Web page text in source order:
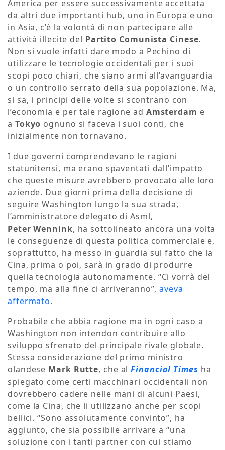
America per essere successivamente accettata
da altri due importanti hub, uno in Europa e uno
in Asia, c’è la volontà di non partecipare alle
attività illecite del Partito Comunista Cinese.
Non si vuole infatti dare modo a Pechino di
utilizzare le tecnologie occidentali per i suoi
scopi poco chiari, che siano armi all’avanguardia
o un controllo serrato della sua popolazione. Ma,
si sa, i principi delle volte si scontrano con
l’economia e per tale ragione ad Amsterdam e
a Tokyo ognuno si faceva i suoi conti, che
inizialmente non tornavano.
I due governi comprendevano le ragioni
statunitensi, ma erano spaventati dall’impatto
che queste misure avrebbero provocato alle loro
aziende. Due giorni prima della decisione di
seguire Washington lungo la sua strada,
l’amministratore delegato di Asml,
Peter Wennink, ha sottolineato ancora una volta
le conseguenze di questa politica commerciale e,
soprattutto, ha messo in guardia sul fatto che la
Cina, prima o poi, sarà in grado di produrre
quella tecnologia autonomamente. “Ci vorrà del
tempo, ma alla fine ci arriveranno”,aveva
affermato.
Probabile che abbia ragione ma in ogni caso a
Washington non intendon contribuire allo
sviluppo sfrenato del principale rivale globale.
Stessa considerazione del primo ministro
olandese Mark Rutte, che alFinancial Times ha
spiegato come certi macchinari occidentali non
dovrebbero cadere nelle mani di alcuni Paesi,
come la Cina, che li utilizzano anche per scopi
bellici. “Sono assolutamente convinto”, ha
aggiunto, che sia possibile arrivare a “una
soluzione con i tanti partner con cui stiamo